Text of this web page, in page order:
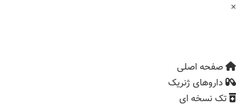
×
صفحه اصلی
داروهای ژنریک
تک نسخه ای